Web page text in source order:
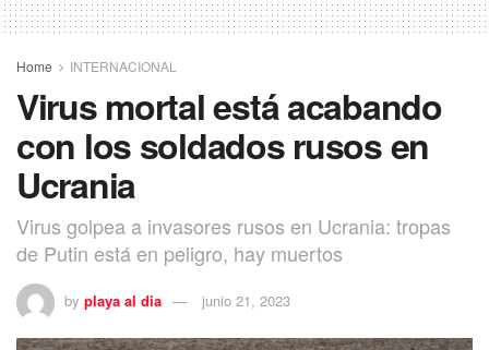
Home INTERNACIONAL
Virus mortal está acabando
con los soldados rusos en
Ucrania
Virus golpea a invasores rusos en Ucrania: tropas
de Putin está en peligro, hay muertos
by playa al dia junio 21, 2023